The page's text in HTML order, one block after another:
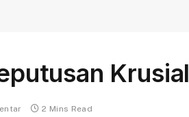
Krusial
2 Mins Read